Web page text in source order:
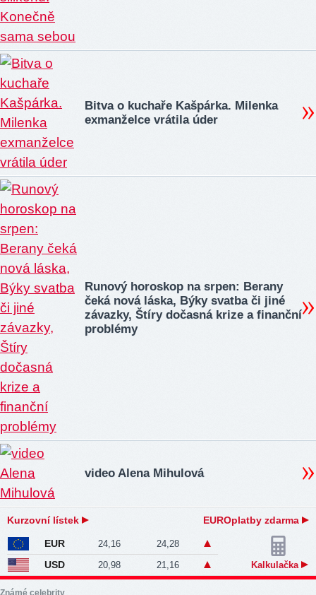
Bitva o kuchaře Kašpárka. Milenka
exmanželce vrátila úder
Runový horoskop na srpen: Berany
čeká nová láska, Býky svatba či jiné
závazky, Štíry dočasná krize a finanční
problémy
video Alena Mihulová
Kurzovní lístek EUROplatby zdarma
EUR 24,16 24,28
USD 20,98 21,16 Kalkulačka
Známé celebrity